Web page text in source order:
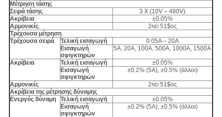
Μέτρηση τάσης
Σειρά τάσης
3 Χ (10V – 480V)
Ακρίβεια
±0.05%
Αρμονικές
2ND51$ος
Τρέχουσα μέτρηση
Τρέχουσα σειρά
Τελική εισαγωγή
0.05A – 20A
Εισαγωγή
σφιγκτηρών
5A, 20A, 100A, 500A, 1000A, 1500A
Ακρίβεια Τελική εισαγωγή
±0.05%
Εισαγωγή
σφιγκτηρών
±0.2% (5A), ±0.5% (άλλοι)
Αρμονικές 2ND51$ος
Ακρίβεια της μέτρησης δύναμης
Ενεργός δύναμη
Τελική εισαγωγή
±0.05%
Εισαγωγή
σφιγκτηρών
±0.2% (5A), ±0.5% (άλλοι)